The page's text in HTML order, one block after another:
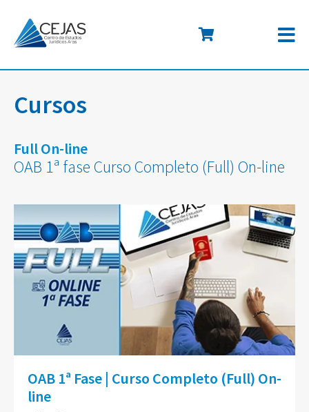
Cursos
Full On-line
OAB 1ª fase Curso Completo (Full) On-line
OAB 1ª Fase | Curso Completo (Full) On-
line